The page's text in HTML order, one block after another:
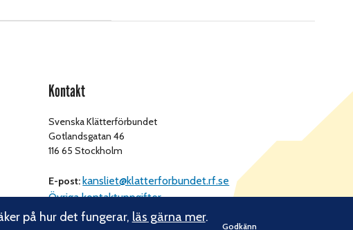
Kontakt
Svenska Klätterförbundet
Gotlandsgatan 46
116 65 Stockholm
E-post:kansliet@klatterforbundet.rf.se
Övriga kontaktuppgifter
på hur det fungerar, läs gärna mer.
Godkänn